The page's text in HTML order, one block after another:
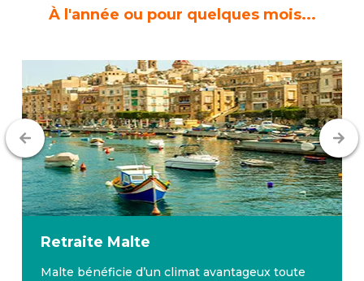
À l'année ou pour quelques mois...
Retraite Malte
Malte bénéficie d’un climat avantageux toute